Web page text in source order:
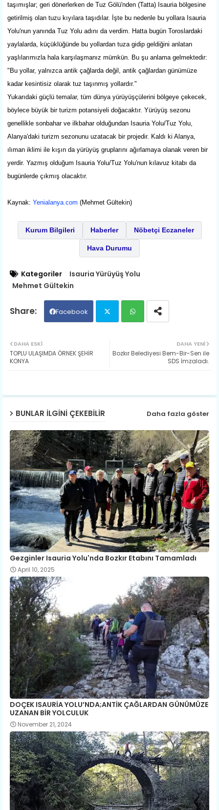
taşımışlar; geri dönerlerken de Tuz Gölü'nden (Tatta) Isauria bölgesine
getirilmiş olan tuzu kıyılara taşıdılar. İşte bu nedenle bu yollara Isauria
Yolu'nun yanında Tuz Yolu adını da verdim. Hatta bugün Toroslardaki
yaylalarda, küçüklüğünde bu yollardan tuza gidip geldiğini anlatan
yaşlılarımızla hala karşılaşmanız mümkün. Bu şu anlama gelmektedir:
"Bu yollar, yalnızca antik çağlarda değil, antik çağlardan günümüze
kadar kesintisiz olarak tuz taşınmış yollardır."
Yukarıdaki güçlü temalar, tüm dünya yürüyüşçülerini bölgeye çekecek,
böylece büyük bir turizm potansiyeli doğacaktır. Yürüyüş sezonu
genellikle sonbahar ve ilkbahar olduğundan Isauria Yolu/Tuz Yolu,
Alanya'daki turizm sezonunu uzatacak bir projedir. Kaldı ki Alanya,
ılıman iklimi ile kışın da yürüyüş gruplarını ağırlamaya olanak veren bir
yerdir. Yazmış olduğum Isauria Yolu/Tuz Yolu'nun kılavuz kitabı da
bugünlerde çıkmış olacaktır.
Kaynak: Yenialanya.com (Mehmet Gültekin)
Kurum Bilgileri Haberler Nöbetçi Eczaneler
Hava Durumu
Kategoriler
Isauria Yürüyüş Yolu
Mehmet Gültekin
Facebook
ats
p
DAHA YENI
Bozkır Belediyes​i​ Bem-Bir-Sen ​ile
SDS İmzala​dı.
DAHA ESKI
TOPLU ULAŞIMDA ÖRNEK ŞEHİR
KONYA
BUNLAR ILGINI ÇEKEBILIR Daha fazla göster
Gezginler Isauria Yolu'nda Bozkır Etabını Tamamladı
April 10, 2025
DOÇEK ISAURİA YOLU’NDA;ANTİK ÇAĞLARDAN GÜNÜMÜZE
UZANAN BİR YOLCULUK
November 21, 2024